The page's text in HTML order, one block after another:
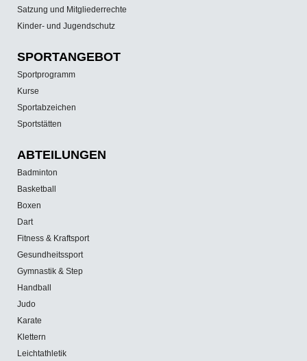
Satzung und Mitgliederrechte
Kinder- und Jugendschutz
SPORT­ANGEBOT
Sportprogramm
Kurse
Sportabzeichen
Sportstätten
ABTEILUNGEN
Badminton
Basketball
Boxen
Dart
Fitness & Kraftsport
Gesundheitssport
Gymnastik & Step
Handball
Judo
Karate
Klettern
Leichtathletik